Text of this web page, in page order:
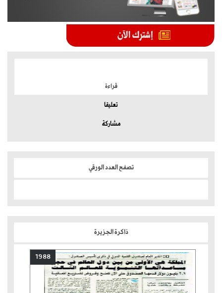
قراءة
تعليقا
مشاركة
تصفح العدد الورقي
ذاكرة الجزيرة
1988